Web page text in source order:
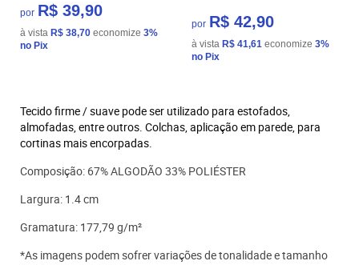
por R$ 39,90
à vista R$ 38,70 economize 3%
no Pix
por R$ 42,90
à vista R$ 41,61 economize 3%
no Pix
Tecido firme / suave pode ser utilizado para estofados,
almofadas, entre outros. Colchas, aplicação em parede, para
cortinas mais encorpadas.
Composição: 67% ALGODÃO 33% POLIÉSTER
Largura: 1.4 cm
Gramatura: 177,79 g/m²
*As imagens podem sofrer variações de tonalidade e tamanho